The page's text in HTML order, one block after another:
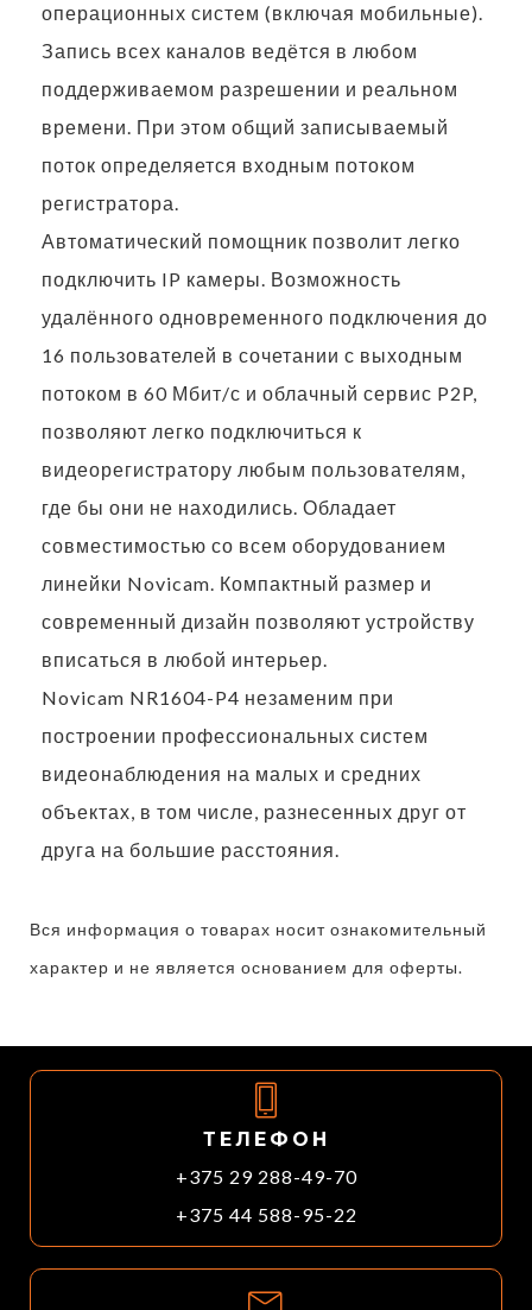
операционных систем (включая мобильные).
Запись всех каналов ведётся в любом
поддерживаемом разрешении и реальном
времени. При этом общий записываемый
поток определяется входным потоком
регистратора.
Автоматический помощник позволит легко
подключить IP камеры. Возможность
удалённого одновременного подключения до
16 пользователей в сочетании с выходным
потоком в 60 Мбит/с и облачный сервис P2P,
позволяют легко подключиться к
видеорегистратору любым пользователям,
где бы они не находились. Обладает
совместимостью со всем оборудованием
линейки Novicam. Компактный размер и
современный дизайн позволяют устройству
вписаться в любой интерьер.
Novicam NR1604-P4 незаменим при
построении профессиональных систем
видеонаблюдения на малых и средних
объектах, в том числе, разнесенных друг от
друга на большие расстояния.
Вся информация о товарах носит ознакомительный
характер и не является основанием для оферты.
ТЕЛЕФОН
+375 29 288-49-70
+375 44 588-95-22